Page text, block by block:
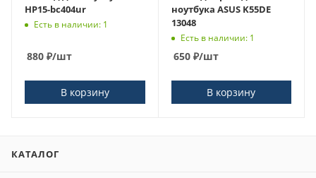
HP15-bc404ur
Есть в наличии: 1
880 ₽/шт
В корзину
ноутбука ASUS K55DE
13048
Есть в наличии: 1
650₽/шт
В корзину
КАТАЛОГ